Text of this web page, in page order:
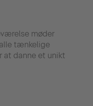
møder
tænkelige
at danne et unikt